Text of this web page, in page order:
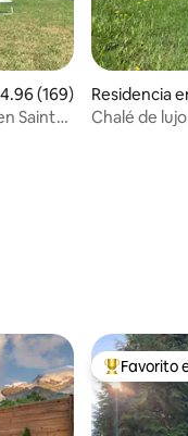
promedio:
4.96 (169)
Saint
Residencia
Chalé de
De los
Favorito